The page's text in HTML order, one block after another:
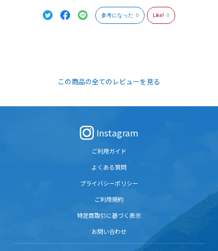
参考になった 0 Like! 0
この商品の全てのレビューを見る
Instagram
ご利用ガイド
よくある質問
プライバシーポリシー
ご利用規約
特定商取引に基づく表示
お問い合わせ